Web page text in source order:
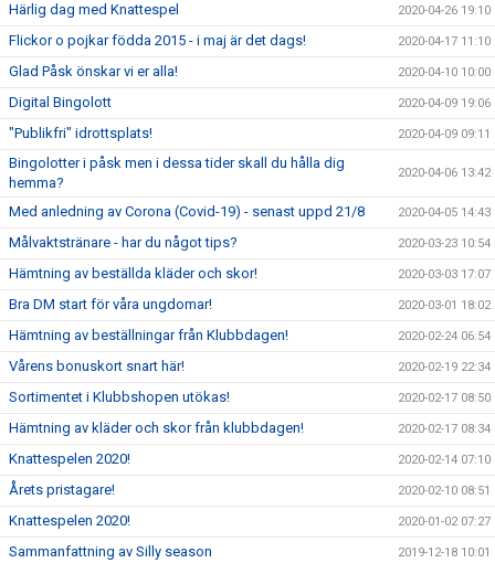
Härlig dag med Knattespel 2020-04-26 19:10
Flickor o pojkar födda 2015 - i maj är det dags! 2020-04-17 11:10
Glad Påsk önskar vi er alla! 2020-04-10 10:00
Digital Bingolott 2020-04-09 19:06
"Publikfri" idrottsplats! 2020-04-09 09:11
Bingolotter i påsk men i dessa tider skall du hålla dig
hemma?
2020-04-06 13:42
Med anledning av Corona (Covid-19) - senast uppd 21/8 2020-04-05 14:43
Målvaktstränare - har du något tips? 2020-03-23 10:54
Hämtning av beställda kläder och skor! 2020-03-03 17:07
Bra DM start för våra ungdomar! 2020-03-01 18:02
Hämtning av beställningar från Klubbdagen! 2020-02-24 06:54
Vårens bonuskort snart här! 2020-02-19 22:34
Sortimentet i Klubbshopen utökas! 2020-02-17 08:50
Hämtning av kläder och skor från klubbdagen! 2020-02-17 08:34
Knattespelen 2020! 2020-02-14 07:10
Årets pristagare! 2020-02-10 08:51
Knattespelen 2020! 2020-01-02 07:27
Sammanfattning av Silly season 2019-12-18 10:01